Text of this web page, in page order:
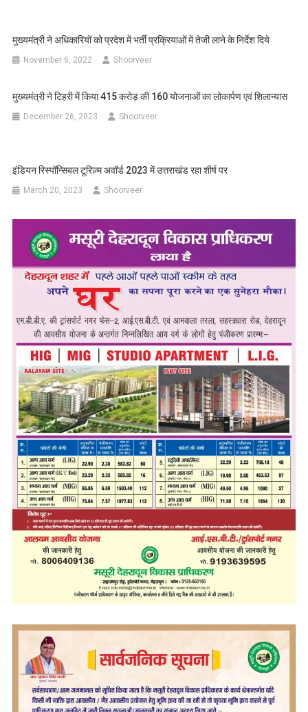
मुख्यमंत्री ने अधिकारियों को प्रदेश में भर्ती प्रक्रियाओं में तेजी लाने के निर्देश दिये
November 6, 2022 Shoorveer
मुख्यमंत्री ने टिहरी में किया 415 करोड़ की 160 योजनाओं का लोकार्पण एवं शिलान्यास
December 26, 2023 Shoorveer
इंडियन रिस्पॉन्सिबल टूरिज़्म अवॉर्ड 2023 में उत्तराखंड रहा शीर्ष पर
March 20, 2023 Shoorveer